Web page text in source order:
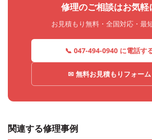
修理のご相談はお気軽
お見積もり無料・全国対応・最
📞 047-494-0940 に電話す
✉ 無料お見積もりフォーム
関連する修理事例